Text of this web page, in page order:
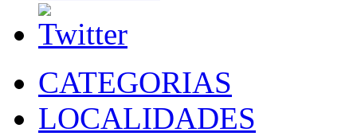
CATEGORIAS
LOCALIDADES